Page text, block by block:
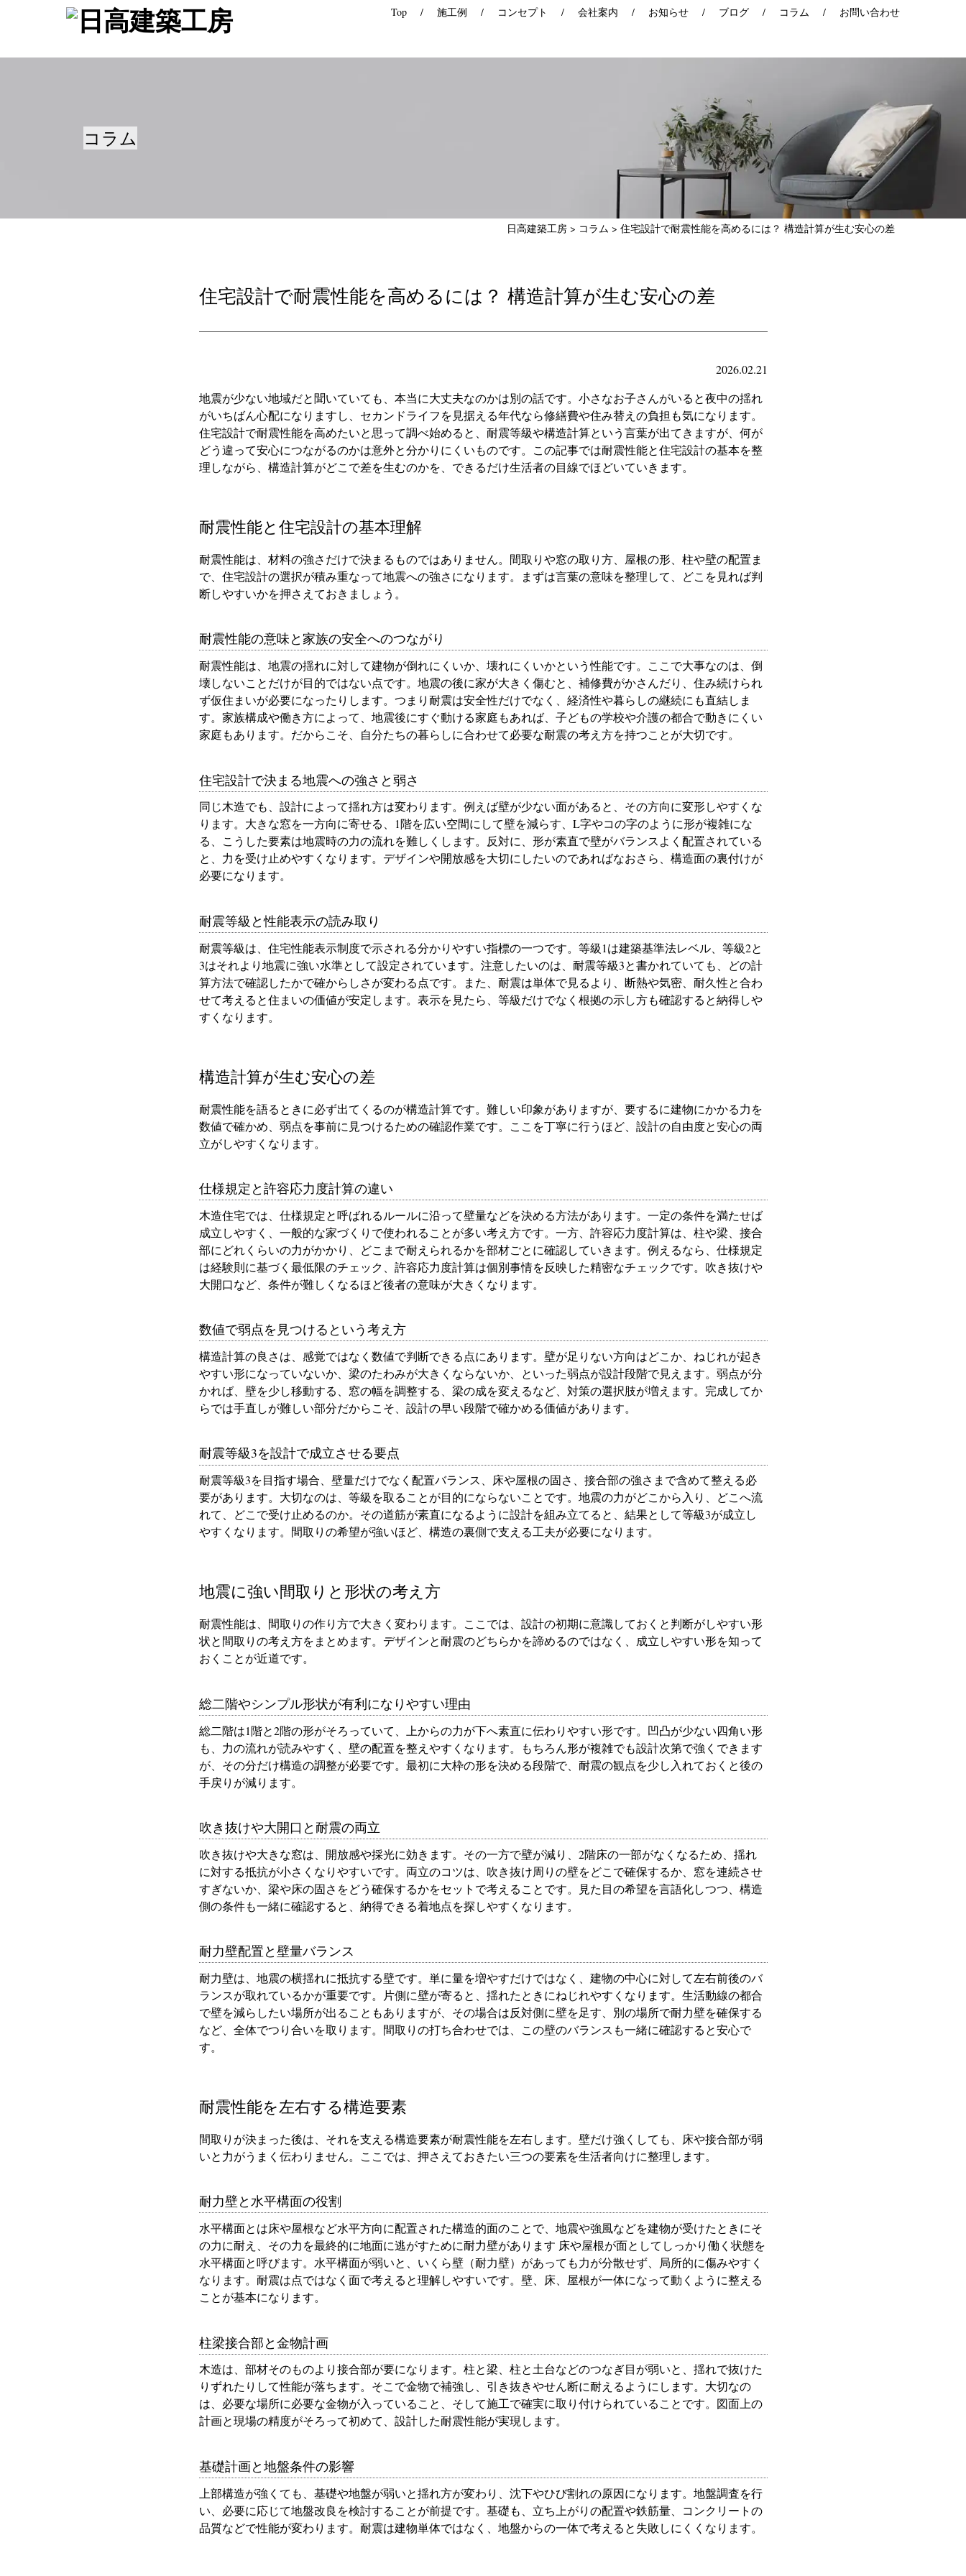
Top 施工例 コンセプト 会社案内 お知らせ ブログ コラム お問い合わせ
コラム
日高建築工房 > コラム > 住宅設計で耐震性能を高めるには？ 構造計算が生む安心の差
住宅設計で耐震性能を高めるには？ 構造計算が生む安心の差
2026.02.21
地震が少ない地域だと聞いていても、本当に大丈夫なのかは別の話です。小さなお子さんがいると夜中の揺れ
がいちばん心配になりますし、セカンドライフを見据える年代なら修繕費や住み替えの負担も気になります。
住宅設計で耐震性能を高めたいと思って調べ始めると、耐震等級や構造計算という言葉が出てきますが、何が
どう違って安心につながるのかは意外と分かりにくいものです。この記事では耐震性能と住宅設計の基本を整
理しながら、構造計算がどこで差を生むのかを、できるだけ生活者の目線でほどいていきます。
耐震性能と住宅設計の基本理解
耐震性能は、材料の強さだけで決まるものではありません。間取りや窓の取り方、屋根の形、柱や壁の配置ま
で、住宅設計の選択が積み重なって地震への強さになります。まずは言葉の意味を整理して、どこを見れば判
断しやすいかを押さえておきましょう。
耐震性能の意味と家族の安全へのつながり
耐震性能は、地震の揺れに対して建物が倒れにくいか、壊れにくいかという性能です。ここで大事なのは、倒
壊しないことだけが目的ではない点です。地震の後に家が大きく傷むと、補修費がかさんだり、住み続けられ
ず仮住まいが必要になったりします。つまり耐震は安全性だけでなく、経済性や暮らしの継続にも直結しま
す。家族構成や働き方によって、地震後にすぐ動ける家庭もあれば、子どもの学校や介護の都合で動きにくい
家庭もあります。だからこそ、自分たちの暮らしに合わせて必要な耐震の考え方を持つことが大切です。
住宅設計で決まる地震への強さと弱さ
同じ木造でも、設計によって揺れ方は変わります。例えば壁が少ない面があると、その方向に変形しやすくな
ります。大きな窓を一方向に寄せる、1階を広い空間にして壁を減らす、L字やコの字のように形が複雑にな
る、こうした要素は地震時の力の流れを難しくします。反対に、形が素直で壁がバランスよく配置されている
と、力を受け止めやすくなります。デザインや開放感を大切にしたいのであればなおさら、構造面の裏付けが
必要になります。
耐震等級と性能表示の読み取り
耐震等級は、住宅性能表示制度で示される分かりやすい指標の一つです。等級1は建築基準法レベル、等級2と
3はそれより地震に強い水準として設定されています。注意したいのは、耐震等級3と書かれていても、どの計
算方法で確認したかで確からしさが変わる点です。また、耐震は単体で見るより、断熱や気密、耐久性と合わ
せて考えると住まいの価値が安定します。表示を見たら、等級だけでなく根拠の示し方も確認すると納得しや
すくなります。
構造計算が生む安心の差
耐震性能を語るときに必ず出てくるのが構造計算です。難しい印象がありますが、要するに建物にかかる力を
数値で確かめ、弱点を事前に見つけるための確認作業です。ここを丁寧に行うほど、設計の自由度と安心の両
立がしやすくなります。
仕様規定と許容応力度計算の違い
木造住宅では、仕様規定と呼ばれるルールに沿って壁量などを決める方法があります。一定の条件を満たせば
成立しやすく、一般的な家づくりで使われることが多い考え方です。一方、許容応力度計算は、柱や梁、接合
部にどれくらいの力がかかり、どこまで耐えられるかを部材ごとに確認していきます。例えるなら、仕様規定
は経験則に基づく最低限のチェック、許容応力度計算は個別事情を反映した精密なチェックです。吹き抜けや
大開口など、条件が難しくなるほど後者の意味が大きくなります。
数値で弱点を見つけるという考え方
構造計算の良さは、感覚ではなく数値で判断できる点にあります。壁が足りない方向はどこか、ねじれが起き
やすい形になっていないか、梁のたわみが大きくならないか、といった弱点が設計段階で見えます。弱点が分
かれば、壁を少し移動する、窓の幅を調整する、梁の成を変えるなど、対策の選択肢が増えます。完成してか
らでは手直しが難しい部分だからこそ、設計の早い段階で確かめる価値があります。
耐震等級3を設計で成立させる要点
耐震等級3を目指す場合、壁量だけでなく配置バランス、床や屋根の固さ、接合部の強さまで含めて整える必
要があります。大切なのは、等級を取ることが目的にならないことです。地震の力がどこから入り、どこへ流
れて、どこで受け止めるのか。その道筋が素直になるように設計を組み立てると、結果として等級3が成立し
やすくなります。間取りの希望が強いほど、構造の裏側で支える工夫が必要になります。
地震に強い間取りと形状の考え方
耐震性能は、間取りの作り方で大きく変わります。ここでは、設計の初期に意識しておくと判断がしやすい形
状と間取りの考え方をまとめます。デザインと耐震のどちらかを諦めるのではなく、成立しやすい形を知って
おくことが近道です。
総二階やシンプル形状が有利になりやすい理由
総二階は1階と2階の形がそろっていて、上からの力が下へ素直に伝わりやすい形です。凹凸が少ない四角い形
も、力の流れが読みやすく、壁の配置を整えやすくなります。もちろん形が複雑でも設計次第で強くできます
が、その分だけ構造の調整が必要です。最初に大枠の形を決める段階で、耐震の観点を少し入れておくと後の
手戻りが減ります。
吹き抜けや大開口と耐震の両立
吹き抜けや大きな窓は、開放感や採光に効きます。その一方で壁が減り、2階床の一部がなくなるため、揺れ
に対する抵抗が小さくなりやすいです。両立のコツは、吹き抜け周りの壁をどこで確保するか、窓を連続させ
すぎないか、梁や床の固さをどう確保するかをセットで考えることです。見た目の希望を言語化しつつ、構造
側の条件も一緒に確認すると、納得できる着地点を探しやすくなります。
耐力壁配置と壁量バランス
耐力壁は、地震の横揺れに抵抗する壁です。単に量を増やすだけではなく、建物の中心に対して左右前後のバ
ランスが取れているかが重要です。片側に壁が寄ると、揺れたときにねじれやすくなります。生活動線の都合
で壁を減らしたい場所が出ることもありますが、その場合は反対側に壁を足す、別の場所で耐力壁を確保する
など、全体でつり合いを取ります。間取りの打ち合わせでは、この壁のバランスも一緒に確認すると安心で
す。
耐震性能を左右する構造要素
間取りが決まった後は、それを支える構造要素が耐震性能を左右します。壁だけ強くしても、床や接合部が弱
いと力がうまく伝わりません。ここでは、押さえておきたい三つの要素を生活者向けに整理します。
耐力壁と水平構面の役割
水平構面とは床や屋根など水平方向に配置された構造的面のことで、地震や強風などを建物が受けたときにそ
の力に耐え、その力を最終的に地面に逃がすために耐力壁があります 床や屋根が面としてしっかり働く状態を
水平構面と呼びます。水平構面が弱いと、いくら壁（耐力壁）があっても力が分散せず、局所的に傷みやすく
なります。耐震は点ではなく面で考えると理解しやすいです。壁、床、屋根が一体になって動くように整える
ことが基本になります。
柱梁接合部と金物計画
木造は、部材そのものより接合部が要になります。柱と梁、柱と土台などのつなぎ目が弱いと、揺れで抜けた
りずれたりして性能が落ちます。そこで金物で補強し、引き抜きやせん断に耐えるようにします。大切なの
は、必要な場所に必要な金物が入っていること、そして施工で確実に取り付けられていることです。図面上の
計画と現場の精度がそろって初めて、設計した耐震性能が実現します。
基礎計画と地盤条件の影響
上部構造が強くても、基礎や地盤が弱いと揺れ方が変わり、沈下やひび割れの原因になります。地盤調査を行
い、必要に応じて地盤改良を検討することが前提です。基礎も、立ち上がりの配置や鉄筋量、コンクリートの
品質などで性能が変わります。耐震は建物単体ではなく、地盤からの一体で考えると失敗しにくくなります。